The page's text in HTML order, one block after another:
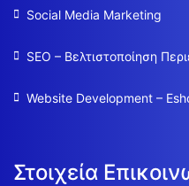
Social Media Marketing
SEO – Βελτιστοποίηση
Website Development –
Στοιχεία